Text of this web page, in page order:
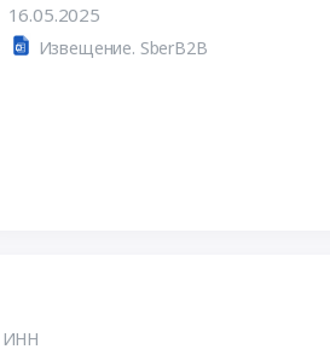
16.05.2025
Извещение. SberB2B
ИНН